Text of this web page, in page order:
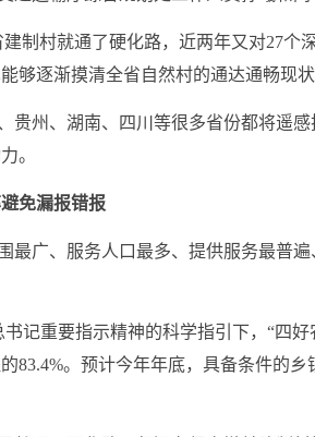
制村就通了硬化路，近两年又对27个
够逐渐摸清全省自然村的通达通畅现
贵州、湖南、四川等很多省份都将遥
。
免漏报错报
最广、服务人口最多、提供服务最普
记重要指示精神的科学指引下，“四
83.4%。预计今年年底，具备条件的